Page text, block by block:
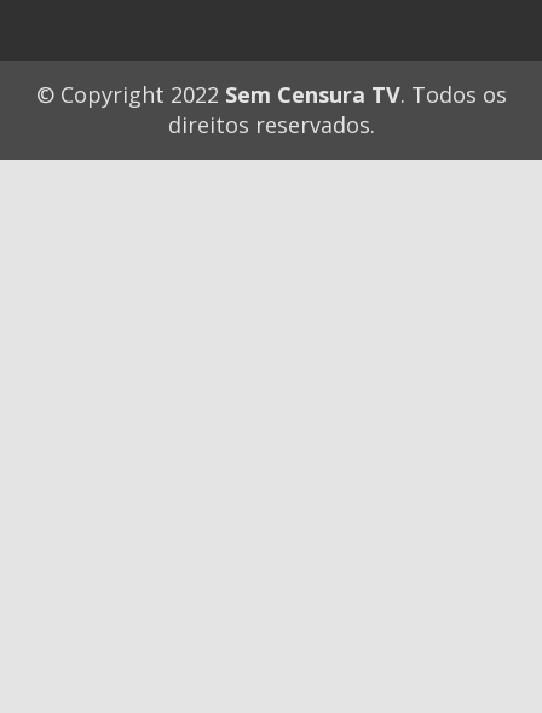
© Copyright 2022 Sem Censura TV. Todos os
direitos reservados.